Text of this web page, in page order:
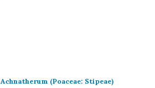
(Poaceae: Stipeae)